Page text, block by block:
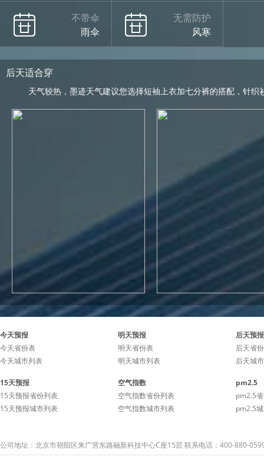
不带伞
雨伞
无需防护
风寒
后天适合穿
天气较热，墨迹天气建议您选择短袖上衣加七分裤的搭配，针织
今天预报
今天省份表
今天城市列表
明天预报
明天省份表
明天城市列表
后天预报
后天省
后天城
15天预报
15天预报省份列表
15天预报城市列表
空气指数
空气指数省份列表
空气指数城市列表
pm2.5
pm2.5
pm2.5
公司地址：北京市朝阳区来广营东路融新科技中心C座15层 联系电话：400-880-